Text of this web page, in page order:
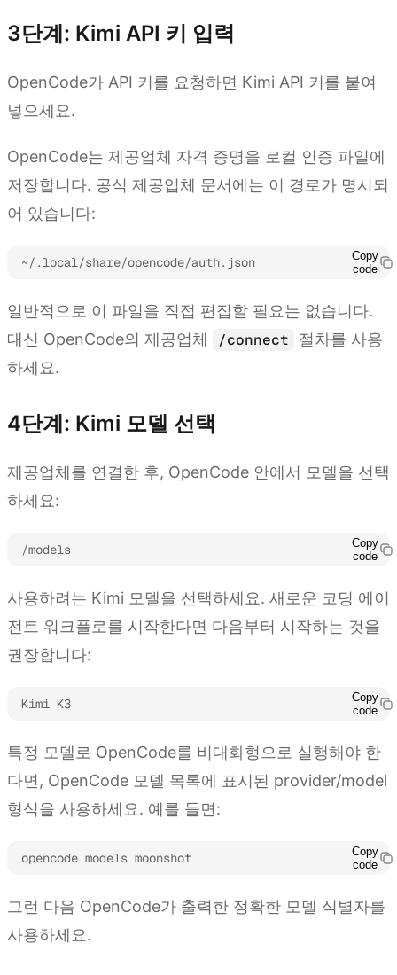
3단계: Kimi API 키 입력
OpenCode가 API 키를 요청하면 Kimi API 키를 붙여
넣으세요.
OpenCode는 제공업체 자격 증명을 로컬 인증 파일에
저장합니다. 공식 제공업체 문서에는 이 경로가 명시되
어 있습니다:
~/.local/share/opencode/auth.json
Copy
code
일반적으로 이 파일을 직접 편집할 필요는 없습니다.
대신 OpenCode의 제공업체
/connect
절차를 사용
하세요.
4단계: Kimi 모델 선택
제공업체를 연결한 후, OpenCode 안에서 모델을 선택
하세요:
/models
Copy
code
사용하려는 Kimi 모델을 선택하세요. 새로운 코딩 에이
전트 워크플로를 시작한다면 다음부터 시작하는 것을
권장합니다:
Kimi K3
Copy
code
특정 모델로 OpenCode를 비대화형으로 실행해야 한
다면, OpenCode 모델 목록에 표시된 provider/model
형식을 사용하세요. 예를 들면:
opencode models moonshot
Copy
code
그런 다음 OpenCode가 출력한 정확한 모델 식별자를
사용하세요.